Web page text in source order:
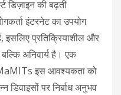
डिज़ाइन की बढ़ती
इंटरनेट का उपयोग
इसलिए प्रतिक्रियाशील और
अनिवार्य है। एक
इस आवश्यकता को
डिवाइसों पर निर्बाध अनुभव